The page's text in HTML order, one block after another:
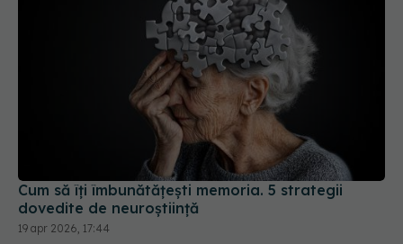
Cum să îți îmbunătățești memoria. 5 strategii
dovedite de neuroștiință